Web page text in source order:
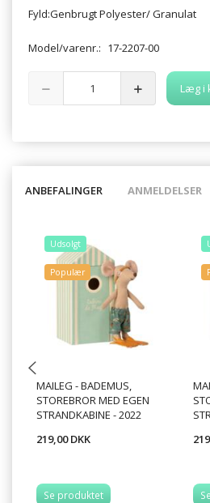
Fyld:Genbrugt Polyester/ Granulat
Model/varenr.: 17-2207-00
Læg i
ANBEFALINGER ANMELDELSER
Udsolgt
Populær
MAILEG - BADEMUS,
STOREBROR MED EGEN
STRANDKABINE - 2022
219,00 DKK
Se produktet